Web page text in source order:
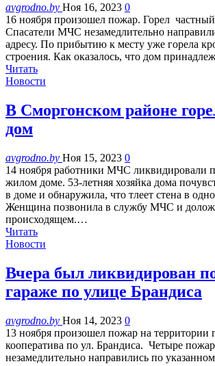
avgrodno.by Ноя 16, 2023 0
16 ноября произошел пожар. Горел
Спасатели МЧС незамедлительно
адресу. По прибытию к месту уже горела
строения. Как оказалось, что дом
Читать
Новости
В Сморгонском районе
дом
avgrodno.by Ноя 15, 2023 0
14 ноября работники МЧС ликвидировали
жилом доме. 53-летняя хозяйка дома
в доме и обнаружила, что тлеет стена в
Женщина позвонила в службу МЧС и
происходящем.…
Читать
Новости
Вчера был ликвидирован
гараже по улице Брандиса
avgrodno.by Ноя 14, 2023 0
13 ноября произошел пожар на территории
кооператива по ул. Брандиса. Четыре
незамедлительно направились по